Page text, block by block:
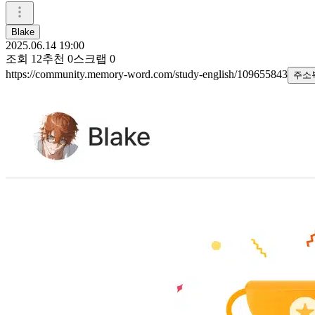
Blake
2025.06.14 19:00
조회 12추천 0스크랩 0
https://community.memory-word.com/study-english/109655843 주소